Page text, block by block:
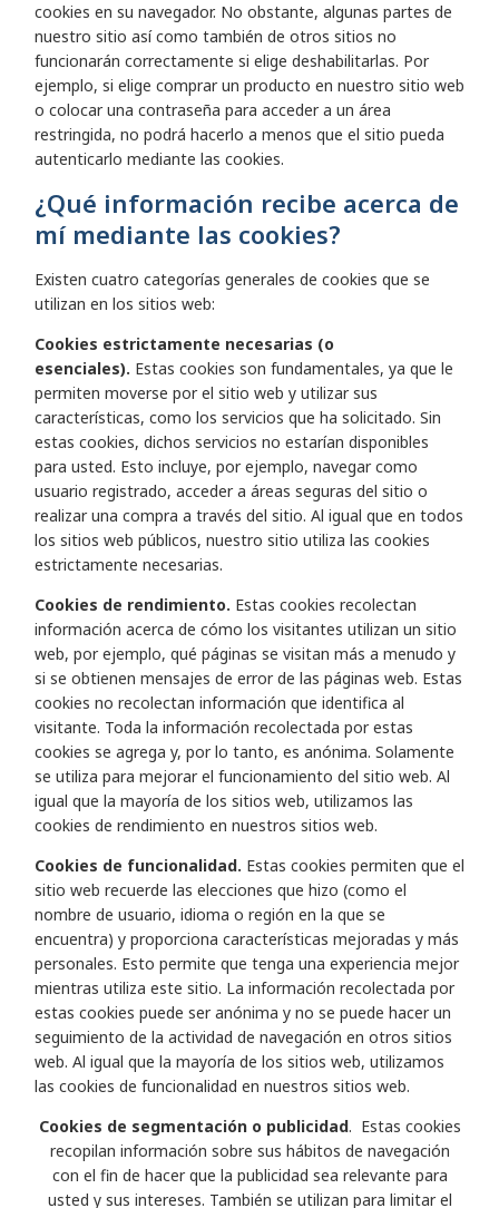
cookies en su navegador. No obstante, algunas partes de
nuestro sitio así como también de otros sitios no
funcionarán correctamente si elige deshabilitarlas. Por
ejemplo, si elige comprar un producto en nuestro sitio web
o colocar una contraseña para acceder a un área
restringida, no podrá hacerlo a menos que el sitio pueda
autenticarlo mediante las cookies.
¿Qué información recibe acerca de
mí mediante las cookies?
Existen cuatro categorías generales de cookies que se
utilizan en los sitios web:
Cookies estrictamente necesarias (o
esenciales). Estas cookies son fundamentales, ya que le
permiten moverse por el sitio web y utilizar sus
características, como los servicios que ha solicitado. Sin
estas cookies, dichos servicios no estarían disponibles
para usted. Esto incluye, por ejemplo, navegar como
usuario registrado, acceder a áreas seguras del sitio o
realizar una compra a través del sitio. Al igual que en todos
los sitios web públicos, nuestro sitio utiliza las cookies
estrictamente necesarias.
Cookies de rendimiento. Estas cookies recolectan
información acerca de cómo los visitantes utilizan un sitio
web, por ejemplo, qué páginas se visitan más a menudo y
si se obtienen mensajes de error de las páginas web. Estas
cookies no recolectan información que identifica al
visitante. Toda la información recolectada por estas
cookies se agrega y, por lo tanto, es anónima. Solamente
se utiliza para mejorar el funcionamiento del sitio web. Al
igual que la mayoría de los sitios web, utilizamos las
cookies de rendimiento en nuestros sitios web.
Cookies de funcionalidad. Estas cookies permiten que el
sitio web recuerde las elecciones que hizo (como el
nombre de usuario, idioma o región en la que se
encuentra) y proporciona características mejoradas y más
personales. Esto permite que tenga una experiencia mejor
mientras utiliza este sitio. La información recolectada por
estas cookies puede ser anónima y no se puede hacer un
seguimiento de la actividad de navegación en otros sitios
web. Al igual que la mayoría de los sitios web, utilizamos
las cookies de funcionalidad en nuestros sitios web.
Cookies de segmentación o publicidad. Estas cookies
recopilan información sobre sus hábitos de navegación
con el fin de hacer que la publicidad sea relevante para
usted y sus intereses. También se utilizan para limitar el